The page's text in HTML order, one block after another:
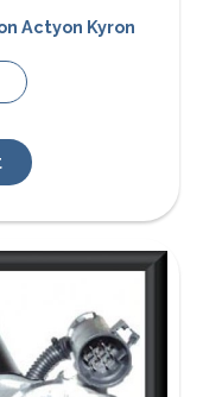
Actyon Kyron